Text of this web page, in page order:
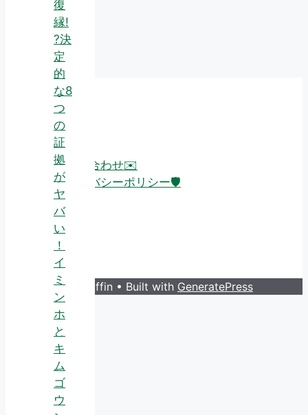
復
縁!
?決
定
的
な8
つ
の
証
拠
が
ヤ
バ
い
！
イ
ミ
ン
ホ
と
キ
ム
ゴ
ウ
About
お問い合わせ✉️
プライバシーポリシー🛡️
© 2026 Guruffin • Built with GeneratePress